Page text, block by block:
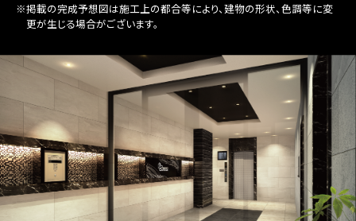
※掲載の完成予想図は施工上の都合等により、建物の形状、色調等に変
更が生じる場合がございます。